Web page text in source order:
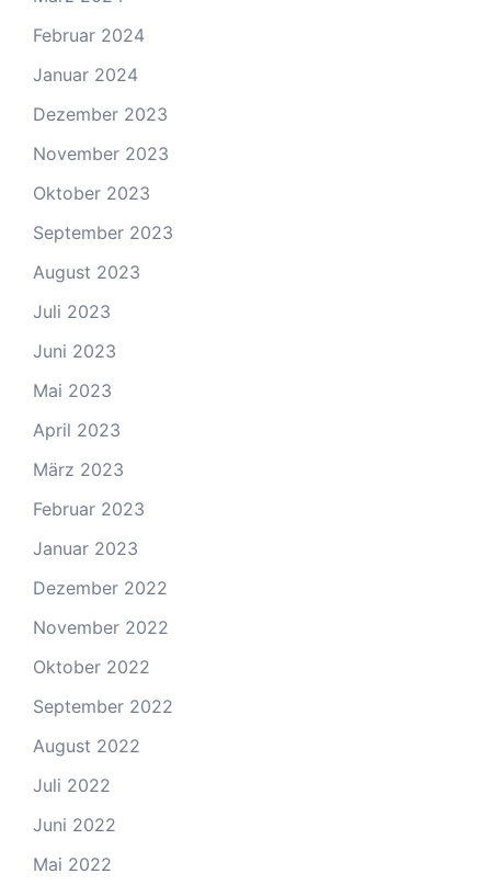
Februar 2024
Januar 2024
Dezember 2023
November 2023
Oktober 2023
September 2023
August 2023
Juli 2023
Juni 2023
Mai 2023
April 2023
März 2023
Februar 2023
Januar 2023
Dezember 2022
November 2022
Oktober 2022
September 2022
August 2022
Juli 2022
Juni 2022
Mai 2022